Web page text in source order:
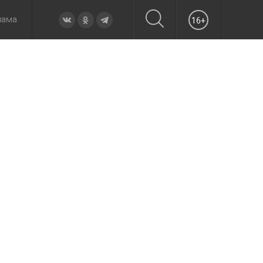
16+